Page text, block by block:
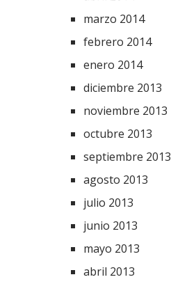
marzo 2014
febrero 2014
enero 2014
diciembre 2013
noviembre 2013
octubre 2013
septiembre 2013
agosto 2013
julio 2013
junio 2013
mayo 2013
abril 2013